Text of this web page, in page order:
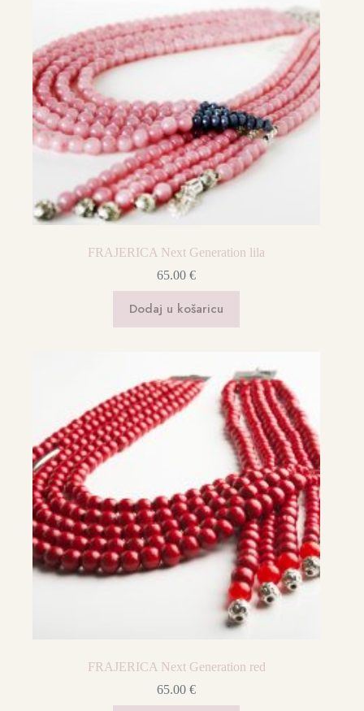
FRAJERICA Next Generation lila
65.00€
Dodaj u košaricu
FRAJERICA Next Generation red
65.00€